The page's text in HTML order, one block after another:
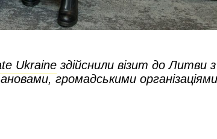
Ukraine здійснили візит до Литви
громадськими